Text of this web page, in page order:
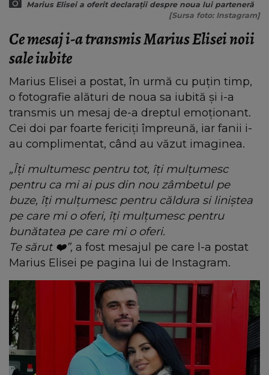
Marius Elisei a oferit declarații despre noua lui parteneră
[Sursa foto: Instagram]
Ce mesaj i-a transmis Marius Elisei noii
sale iubite
Marius Elisei a postat, în urmă cu puțin timp,
o fotografie alături de noua sa iubită și i-a
transmis un mesaj de-a dreptul emoționant.
Cei doi par foarte fericiți împreună, iar fanii i-
au complimentat, când au văzut imaginea.
„Îți multumesc pentru tot, îți mulțumesc
pentru ca mi ai pus din nou zâmbetul pe
buze, îți mulțumesc pentru căldura si liniștea
pe care mi o oferi, îți mulțumesc pentru
bunătatea pe care mi o oferi.
Te sărut ❤️”, a fost mesajul pe care l-a postat
Marius Elisei pe pagina lui de Instagram.